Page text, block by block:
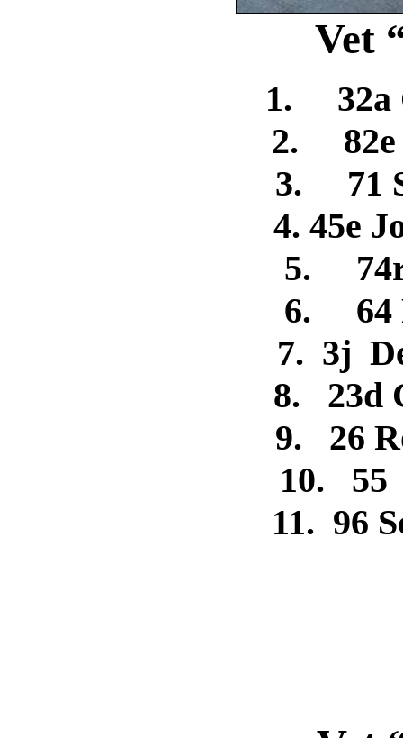
Vet
1. 32a
2. 82e
3. 71
4. 45e
5. 74r
6. 64
7. 3j
8. 23d
9. 26
10. 55
11. 96